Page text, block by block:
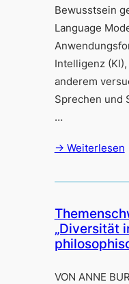
Bewusstsein
Language
Intelligenz
anderem
Sprechen und
…
→ Weiterlesen
„Diversität
VON ANNE